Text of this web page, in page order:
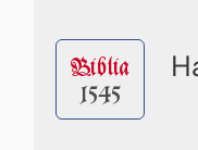
Biblia
1545